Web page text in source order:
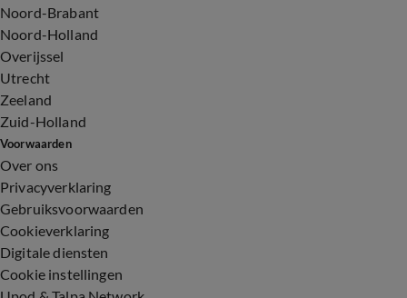
Noord-Brabant
Noord-Holland
Overijssel
Utrecht
Zeeland
Zuid-Holland
Voorwaarden
Over ons
Privacyverklaring
Gebruiksvoorwaarden
Cookieverklaring
Digitale diensten
Cookie instellingen